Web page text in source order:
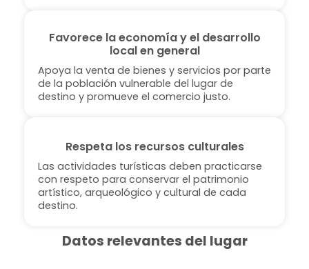
Favorece la economía y el desarrollo
local en general
Apoya la venta de bienes y servicios por parte
de la población vulnerable del lugar de
destino y promueve el comercio justo.
Respeta los recursos culturales
Las actividades turísticas deben practicarse
con respeto para conservar el patrimonio
artístico, arqueológico y cultural de cada
destino.
Datos relevantes del lugar